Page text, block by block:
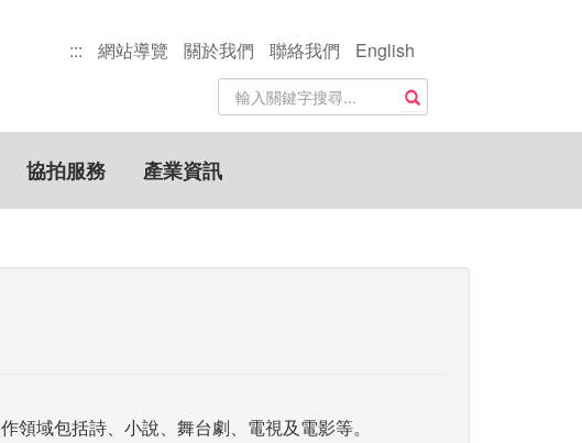
::: 網站導覽 關於我們 聯絡我們
English
站
內
搜
尋
關
鍵
搜尋
協拍服務 產業資訊
領域包括詩、小說、舞台劇、電視及電影等。